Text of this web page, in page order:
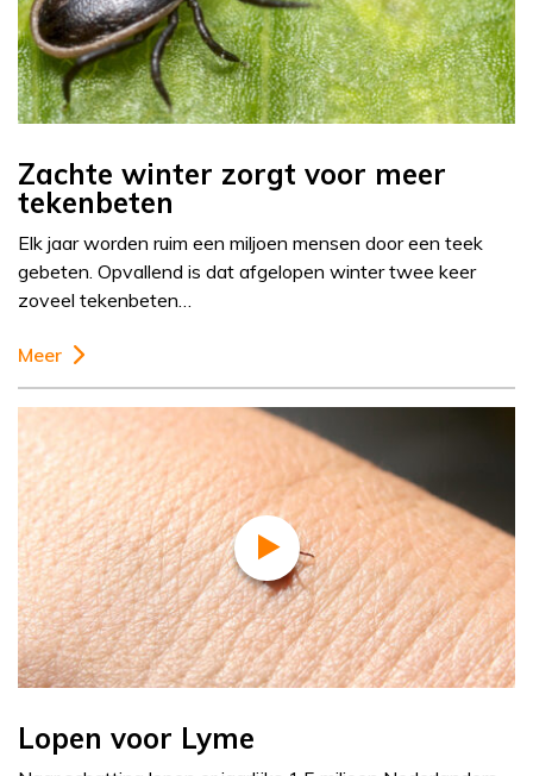
Zachte winter zorgt voor meer
tekenbeten
Elk jaar worden ruim een miljoen mensen door een teek
gebeten. Opvallend is dat afgelopen winter twee keer
zoveel tekenbeten…
Meer
Lopen voor Lyme